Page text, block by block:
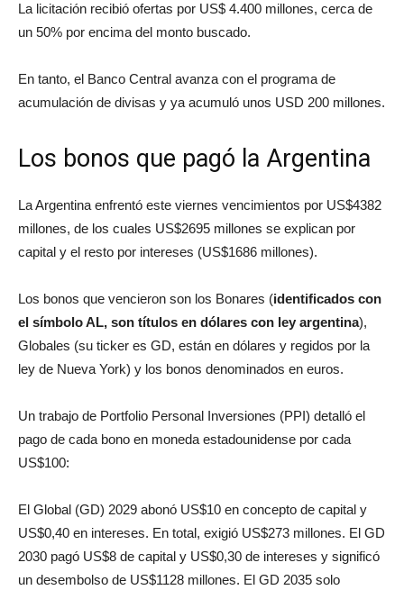
La licitación recibió ofertas por US$ 4.400 millones, cerca de
un 50% por encima del monto buscado.
En tanto, el Banco Central avanza con el programa de
acumulación de divisas y ya acumuló unos USD 200 millones.
Los bonos que pagó la Argentina
La Argentina enfrentó este viernes vencimientos por US$4382
millones, de los cuales US$2695 millones se explican por
capital y el resto por intereses (US$1686 millones).
Los bonos que vencieron son los Bonares (identificados con
el símbolo AL, son títulos en dólares con ley argentina),
Globales (su ticker es GD, están en dólares y regidos por la
ley de Nueva York) y los bonos denominados en euros.
Un trabajo de Portfolio Personal Inversiones (PPI) detalló el
pago de cada bono en moneda estadounidense por cada
US$100:
El Global (GD) 2029 abonó US$10 en concepto de capital y
US$0,40 en intereses. En total, exigió US$273 millones. El GD
2030 pagó US$8 de capital y US$0,30 de intereses y significó
un desembolso de US$1128 millones. El GD 2035 solo